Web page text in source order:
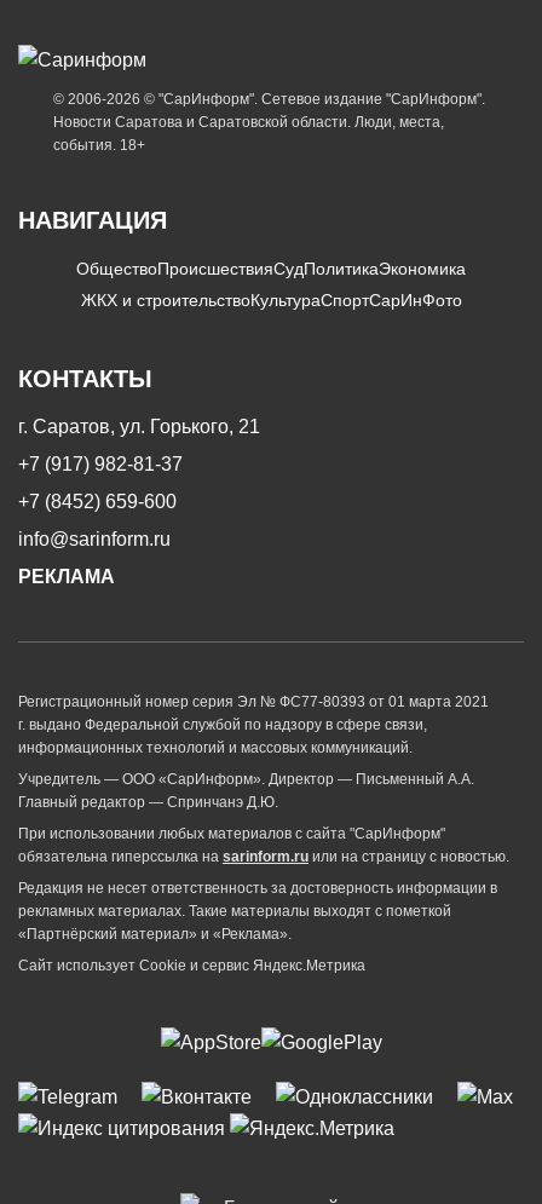
© 2006-2026 © "СарИнформ". Сетевое издание "СарИнформ".
Новости Саратова и Саратовской области. Люди, места,
события. 18+
НАВИГАЦИЯ
ОбществоПроисшествияСудПолитикаЭкономика
ЖКХ и строительствоКультураСпортСарИнФото
КОНТАКТЫ
г. Саратов, ул. Горького, 21
+7 (917) 982-81-37
+7 (8452) 659-600
info@sarinform.ru
РЕКЛАМА
Регистрационный номер серия Эл № ФС77-80393 от 01 марта 2021
г. выдано Федеральной службой по надзору в сфере связи,
информационных технологий и массовых коммуникаций.
Учредитель — ООО «СарИнформ». Директор — Письменный А.А.
Главный редактор — Спринчанэ Д.Ю.
При использовании любых материалов с сайта "СарИнформ"
обязательна гиперссылка на sarinform.ru или на страницу с новостью.
Редакция не несет ответственность за достоверность информации в
рекламных материалах. Такие материалы выходят с пометкой
«Партнёрский материал» и «Реклама».
Сайт использует Cookie и сервиc Яндекс.Метрика